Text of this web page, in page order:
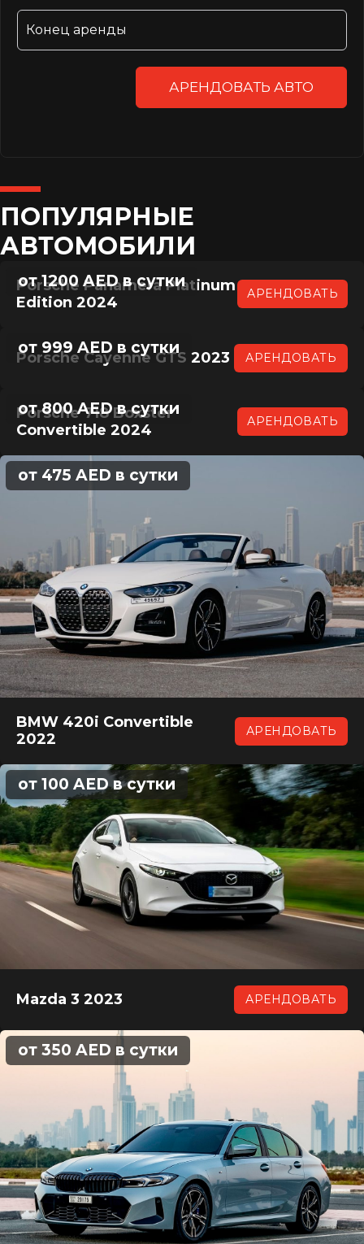
АРЕНДОВАТЬ АВТО
ПОПУЛЯРНЫЕ
АВТОМОБИЛИ
Porsche Panamera Platinum
Edition 2024
АРЕНДОВАТЬ
от 1200 AED в сутки
Porsche Cayenne GTS 2023 АРЕНДОВАТЬ
от 999 AED в сутки
Porsche 718 Boxster
Convertible 2024
АРЕНДОВАТЬ
от 800 AED в сутки
BMW 420i Convertible
2022
АРЕНДОВАТЬ
от 475 AED в сутки
Mazda 3 2023 АРЕНДОВАТЬ
от 100 AED в сутки
от 350 AED в сутки